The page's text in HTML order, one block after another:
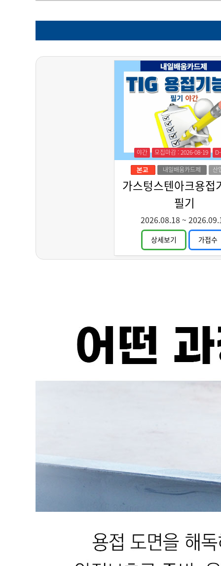
야간 모집마감 : 2026-08-19
내일배움카드제
산
가스텅스텐아크용접
필기
2026.08.18 ~
상세보기 가접수